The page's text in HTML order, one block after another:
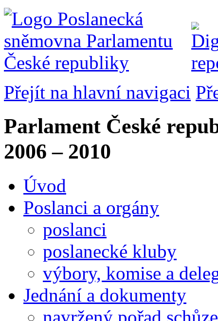
Přejít na hlavní navigaci
Parlament České
2006 – 2010
Úvod
Poslanci a orgány
poslanci
poslanecké kluby
výbory, komise a
Jednání a dokumenty
navržený pořad schůze